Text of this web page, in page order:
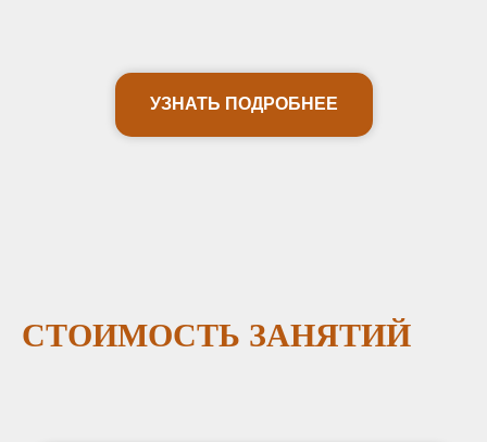
УЗНАТЬ ПОДРОБНЕЕ
СТОИМОСТЬ ЗАНЯТИЙ